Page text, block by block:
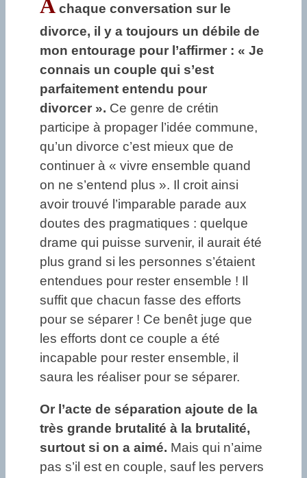
A chaque conversation sur le
divorce, il y a toujours un débile de
mon entourage pour l’affirmer : « Je
connais un couple qui s’est
parfaitement entendu pour
divorcer ». Ce genre de crétin
participe à propager l’idée commune,
qu’un divorce c’est mieux que de
continuer à « vivre ensemble quand
on ne s’entend plus ». Il croit ainsi
avoir trouvé l’imparable parade aux
doutes des pragmatiques : quelque
drame qui puisse survenir, il aurait été
plus grand si les personnes s’étaient
entendues pour rester ensemble ! Il
suffit que chacun fasse des efforts
pour se séparer ! Ce benêt juge que
les efforts dont ce couple a été
incapable pour rester ensemble, il
saura les réaliser pour se séparer.
Or l’acte de séparation ajoute de la
très grande brutalité à la brutalité,
surtout si on a aimé. Mais qui n’aime
pas s’il est en couple, sauf les pervers